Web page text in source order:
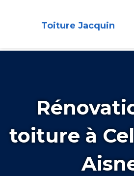
Toiture Jacquin
toiture à